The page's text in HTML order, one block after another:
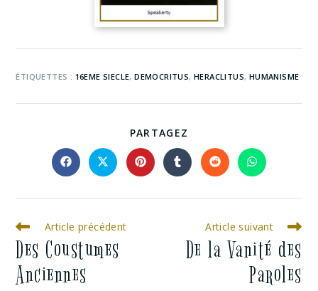
ÉTIQUETTES : 16EME SIECLE, DEMOCRITUS, HERACLITUS, HUMANISME
PARTAGEZ
Article précédent
Des Coustumes
Anciennes
Article suivant
De la Vanité des
Paroles